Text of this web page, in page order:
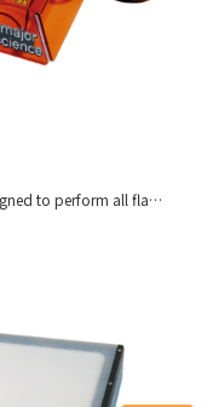
MIEF The Flatbed IEF System has been designed to perform all flat bed IEF techniques